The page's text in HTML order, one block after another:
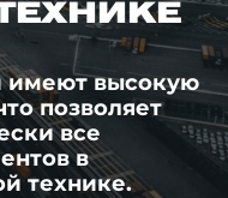
имеют высокую
позволяет
все
в
технике.